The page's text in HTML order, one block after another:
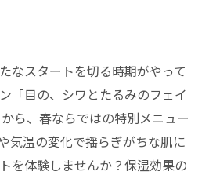
なスタートを切る時期がやって
「目の、シワとたるみのフェイ
ら、春ならではの特別メニュー
気温の変化で揺らぎがちな肌に
を体験しませんか？保湿効果の